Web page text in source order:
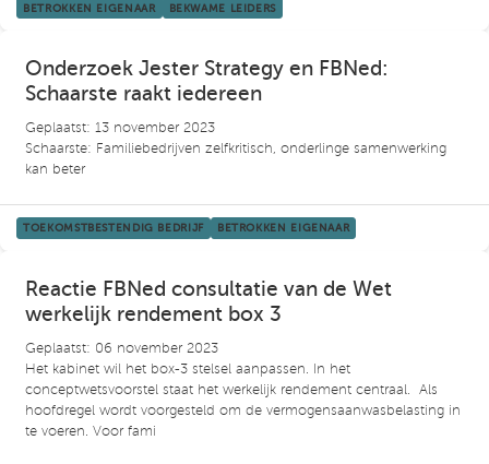
BETROKKEN EIGENAAR BEKWAME LEIDERS
Onderzoek Jester Strategy en FBNed:
Schaarste raakt iedereen
Geplaatst: 13 november 2023
Schaarste: Familiebedrijven zelfkritisch, onderlinge samenwerking
kan beter
TOEKOMSTBESTENDIG BEDRIJF BETROKKEN EIGENAAR
Reactie FBNed consultatie van de Wet
werkelijk rendement box 3
Geplaatst: 06 november 2023
Het kabinet wil het box-3 stelsel aanpassen. In het
conceptwetsvoorstel staat het werkelijk rendement centraal. Als
hoofdregel wordt voorgesteld om de vermogensaanwasbelasting in
te voeren. Voor fami